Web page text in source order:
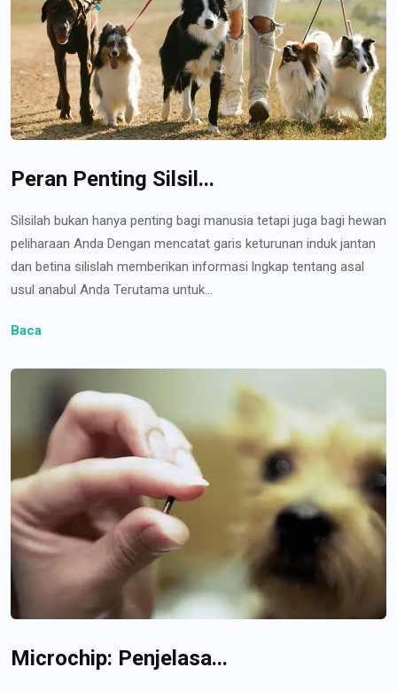
Peran Penting Silsil...
Silsilah bukan hanya penting bagi manusia tetapi juga bagi hewan
peliharaan Anda Dengan mencatat garis keturunan induk jantan
dan betina silislah memberikan informasi lngkap tentang asal
usul anabul Anda Terutama untuk...
Baca
Microchip: Penjelasa...